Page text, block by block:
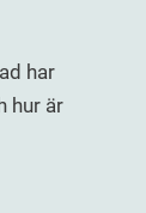
har
hur är